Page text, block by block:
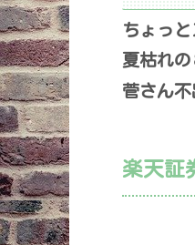
ちょっ
夏枯れの
菅さん不
楽天証